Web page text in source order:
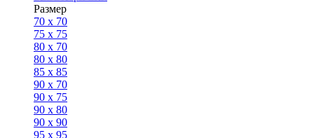
Размер
70 x 70
75 x 75
80 x 70
80 x 80
85 x 85
90 x 70
90 x 75
90 x 80
90 x 90
95 x 95